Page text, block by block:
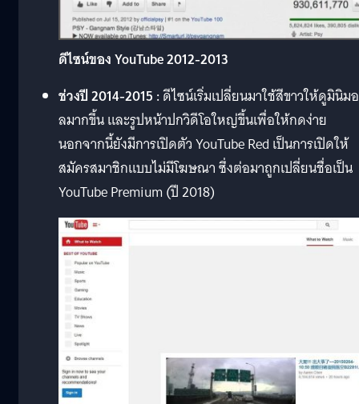
ดีไซน์ของ YouTube 2012-2013
ช่วงปี 2014-2015 :ดีไซน์เริ่มเปลี่ยนมาใช้สีขาวให้ดูมินิมอ
ลมากขึ้น และรูปหน้าปกวิดีโอใหญ่ขึ้นเพื่อให้กดง่าย
นอกจากนี้ยังมีการเปิดตัว YouTube Red เป็นการเปิดให้
สมัครสมาชิกแบบไม่มีโฆษณา ซึ่งต่อมาถูกเปลี่ยนชื่อเป็น
YouTube Premium (ปี 2018)